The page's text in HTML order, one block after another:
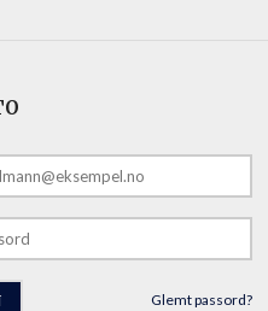
Glemt passord?